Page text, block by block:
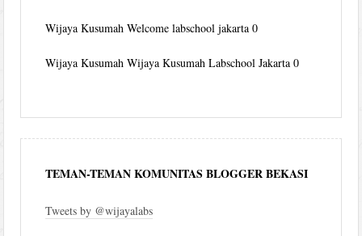
Wijaya Kusumah Welcome labschool jakarta 0
Wijaya Kusumah Wijaya Kusumah Labschool Jakarta 0
TEMAN-TEMAN KOMUNITAS BLOGGER BEKASI
Tweets by @wijayalabs